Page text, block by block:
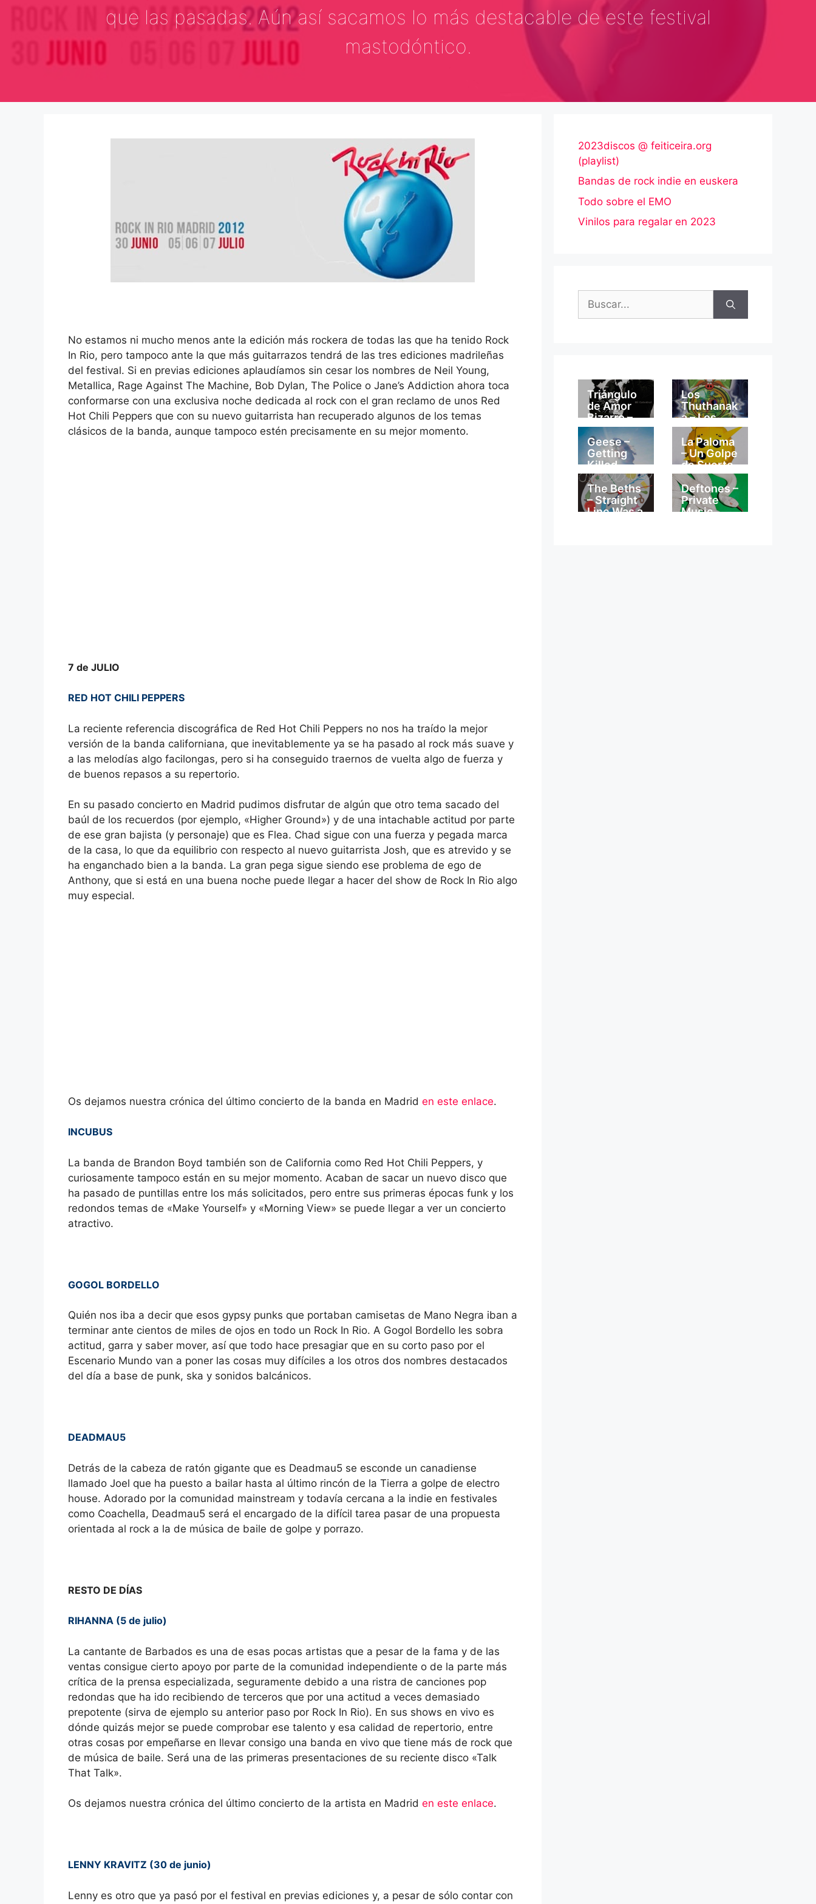
que las pasadas. Aún así sacamos lo más destacable de este festival
mastodóntico.
No estamos ni mucho menos ante la edición más rockera de todas las que ha tenido Rock
In Rio, pero tampoco ante la que más guitarrazos tendrá de las tres ediciones madrileñas
del festival. Si en previas ediciones aplaudíamos sin cesar los nombres de Neil Young,
Metallica, Rage Against The Machine, Bob Dylan, The Police o Jane’s Addiction ahora toca
conformarse con una exclusiva noche dedicada al rock con el gran reclamo de unos Red
Hot Chili Peppers que con su nuevo guitarrista han recuperado algunos de los temas
clásicos de la banda, aunque tampoco estén precisamente en su mejor momento.
7 de JULIO
RED HOT CHILI PEPPERS
La reciente referencia discográfica de Red Hot Chili Peppers no nos ha traído la mejor
versión de la banda californiana, que inevitablemente ya se ha pasado al rock más suave y
a las melodías algo facilongas, pero si ha conseguido traernos de vuelta algo de fuerza y
de buenos repasos a su repertorio.
En su pasado concierto en Madrid pudimos disfrutar de algún que otro tema sacado del
baúl de los recuerdos (por ejemplo, «Higher Ground») y de una intachable actitud por parte
de ese gran bajista (y personaje) que es Flea. Chad sigue con una fuerza y pegada marca
de la casa, lo que da equilibrio con respecto al nuevo guitarrista Josh, que es atrevido y se
ha enganchado bien a la banda. La gran pega sigue siendo ese problema de ego de
Anthony, que si está en una buena noche puede llegar a hacer del show de Rock In Rio algo
muy especial.
Os dejamos nuestra crónica del último concierto de la banda en Madrid en este enlace.
INCUBUS
La banda de Brandon Boyd también son de California como Red Hot Chili Peppers, y
curiosamente tampoco están en su mejor momento. Acaban de sacar un nuevo disco que
ha pasado de puntillas entre los más solicitados, pero entre sus primeras épocas funk y los
redondos temas de «Make Yourself» y «Morning View» se puede llegar a ver un concierto
atractivo.
GOGOL BORDELLO
Quién nos iba a decir que esos gypsy punks que portaban camisetas de Mano Negra iban a
terminar ante cientos de miles de ojos en todo un Rock In Rio. A Gogol Bordello les sobra
actitud, garra y saber mover, así que todo hace presagiar que en su corto paso por el
Escenario Mundo van a poner las cosas muy difíciles a los otros dos nombres destacados
del día a base de punk, ska y sonidos balcánicos.
DEADMAU5
Detrás de la cabeza de ratón gigante que es Deadmau5 se esconde un canadiense
llamado Joel que ha puesto a bailar hasta al último rincón de la Tierra a golpe de electro
house. Adorado por la comunidad mainstream y todavía cercana a la indie en festivales
como Coachella, Deadmau5 será el encargado de la difícil tarea pasar de una propuesta
orientada al rock a la de música de baile de golpe y porrazo.
RESTO DE DÍAS
RIHANNA (5 de julio)
La cantante de Barbados es una de esas pocas artistas que a pesar de la fama y de las
ventas consigue cierto apoyo por parte de la comunidad independiente o de la parte más
crítica de la prensa especializada, seguramente debido a una ristra de canciones pop
redondas que ha ido recibiendo de terceros que por una actitud a veces demasiado
prepotente (sirva de ejemplo su anterior paso por Rock In Rio). En sus shows en vivo es
dónde quizás mejor se puede comprobar ese talento y esa calidad de repertorio, entre
otras cosas por empeñarse en llevar consigo una banda en vivo que tiene más de rock que
de música de baile. Será una de las primeras presentaciones de su reciente disco «Talk
That Talk».
Os dejamos nuestra crónica del último concierto de la artista en Madrid en este enlace.
LENNY KRAVITZ (30 de junio)
Lenny es otro que ya pasó por el festival en previas ediciones y, a pesar de sólo contar con
2023discos @ feiticeira.org
(playlist)
Bandas de rock indie en euskera
Todo sobre el EMO
Vinilos para regalar en 2023
Buscar:
Triángulo
de Amor
Bizarro –
Mi
Catedral
Los
Thuthanak
a – Los
Thuthanak
a
Geese –
Getting
Killed
La Paloma
– Un Golpe
de Suerte
The Beths
– Straight
Line Was a
Deftones –
Private
Music